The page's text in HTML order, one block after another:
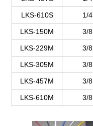
LKS-610S 1/4
LKS-150M 3/8
LKS-229M 3/8
LKS-305M 3/8
LKS-457M 3/8
LKS-610M 3/8